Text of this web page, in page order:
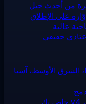
من أحدث جيل
على الإطلاق
عالية
حقيقي
الأوسط، آسيا